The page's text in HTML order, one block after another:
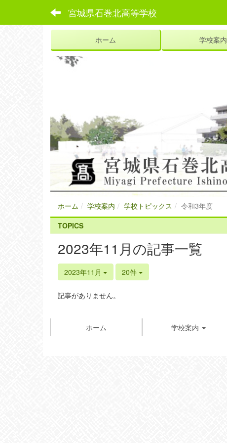
宮城県石巻北高等学校
ホーム 学校案内
ホーム 学校案内 学校トピックス
令和3年度
TOPICS
2023年11月の記事一覧
2023年11月 20件
記事がありません。
ホーム 学校案内